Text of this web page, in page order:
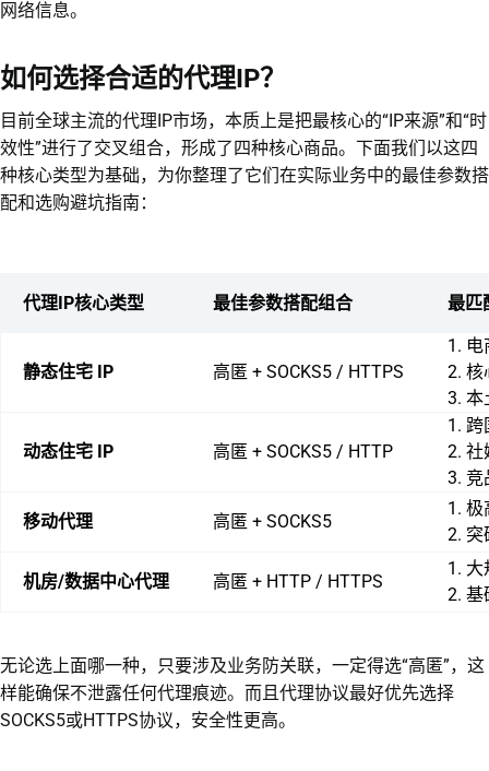
网络信息。
如何选择合适的代理IP？
目前全球主流的代理IP市场，本质上是把最核心的“IP来源”和“时
效性”进行了交叉组合，形成了四种核心商品。下面我们以这四
种核心类型为基础，为你整理了它们在实际业务中的最佳参数搭
配和选购避坑指南：
代理IP核心类型 最佳参数搭配组合 最匹
静态住宅 IP 高匿 + SOCKS5 / HTTPS
1.
2. 核
3. 本
动态住宅 IP 高匿 + SOCKS5 / HTTP
1.
2. 社
3. 竞
移动代理 高匿 + SOCKS5
1.
2. 突
机房/数据中心代理 高匿 + HTTP / HTTPS
1.
2. 基
无论选上面哪一种，只要涉及业务防关联，一定得选“高匿”，这
样能确保不泄露任何代理痕迹。而且代理协议最好优先选择
SOCKS5或HTTPS协议，安全性更高。